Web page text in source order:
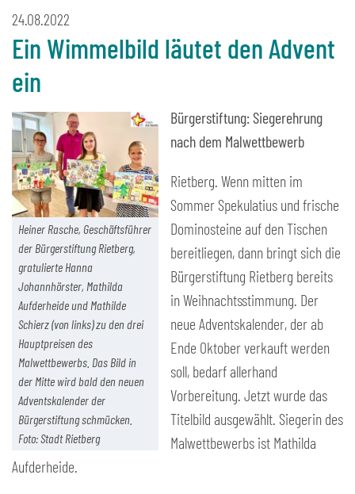
24.08.2022
Ein Wimmelbild läutet den Advent
ein
Heiner Rasche, Geschäftsführer
der Bürgerstiftung Rietberg,
gratulierte Hanna
Johannhörster, Mathilda
Aufderheide und Mathilde
Schierz (von links) zu den drei
Hauptpreisen des
Malwettbewerbs. Das Bild in
der Mitte wird bald den neuen
Adventskalender der
Bürgerstiftung schmücken.
Foto: Stadt Rietberg
Bürgerstiftung: Siegerehrung
nach dem Malwettbewerb
Rietberg. Wenn mitten im
Sommer Spekulatius und frische
Dominosteine auf den Tischen
bereitliegen, dann bringt sich die
Bürgerstiftung Rietberg bereits
in Weihnachtsstimmung. Der
neue Adventskalender, der ab
Ende Oktober verkauft werden
soll, bedarf allerhand
Vorbereitung. Jetzt wurde das
Titelbild ausgewählt. Siegerin des
Malwettbewerbs ist Mathilda
Aufderheide.